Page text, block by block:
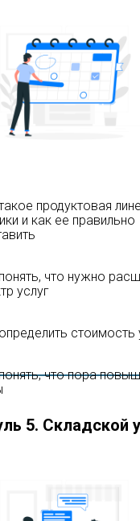
5. Складской
продуктовая
и как ее правильно
что нужно
услуг
стоимость
что пора